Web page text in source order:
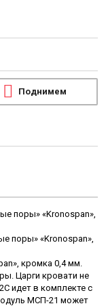
Поднимем
поры» «Kronospan»,
поры» «Kronospan»,
кромка 0,4 мм.
Царги кровати не
идет в комплекте с
МСП-21 может